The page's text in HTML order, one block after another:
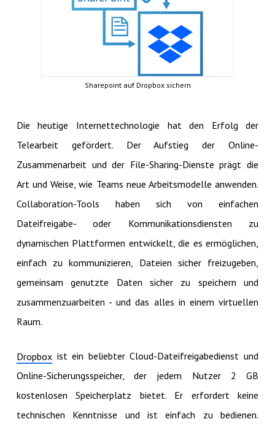
Sharepoint auf Dropbox sichern
Die heutige Internettechnologie hat den Erfolg der
Telearbeit gefördert. Der Aufstieg der Online-
Zusammenarbeit und der File-Sharing-Dienste prägt die
Art und Weise, wie Teams neue Arbeitsmodelle anwenden.
Collaboration-Tools haben sich von einfachen
Dateifreigabe- oder Kommunikationsdiensten zu
dynamischen Plattformen entwickelt, die es ermöglichen,
einfach zu kommunizieren, Dateien sicher freizugeben,
gemeinsam genutzte Daten sicher zu speichern und
zusammenzuarbeiten - und das alles in einem virtuellen
Raum.
Dropboxist ein beliebter Cloud-Dateifreigabedienst und
Online-Sicherungsspeicher, der jedem Nutzer 2 GB
kostenlosen Speicherplatz bietet. Er erfordert keine
technischen Kenntnisse und ist einfach zu bedienen.